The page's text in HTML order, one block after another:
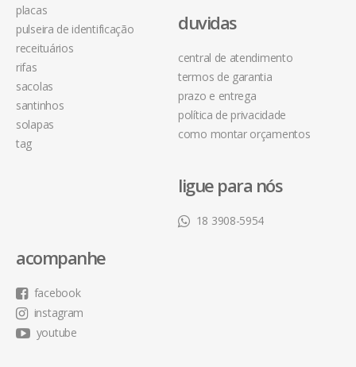
placas
pulseira de identificação
receituários
rifas
sacolas
santinhos
solapas
tag
duvidas
central de atendimento
termos de garantia
prazo e entrega
política de privacidade
como montar orçamentos
ligue para nós
18 3908-5954
acompanhe
facebook
instagram
youtube